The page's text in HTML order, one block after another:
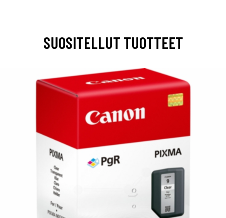
SUOSITELLUT TUOTTEET